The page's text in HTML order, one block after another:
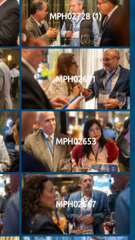
MPH02728 (1)
MPH02691
MPH02653
MPH02667